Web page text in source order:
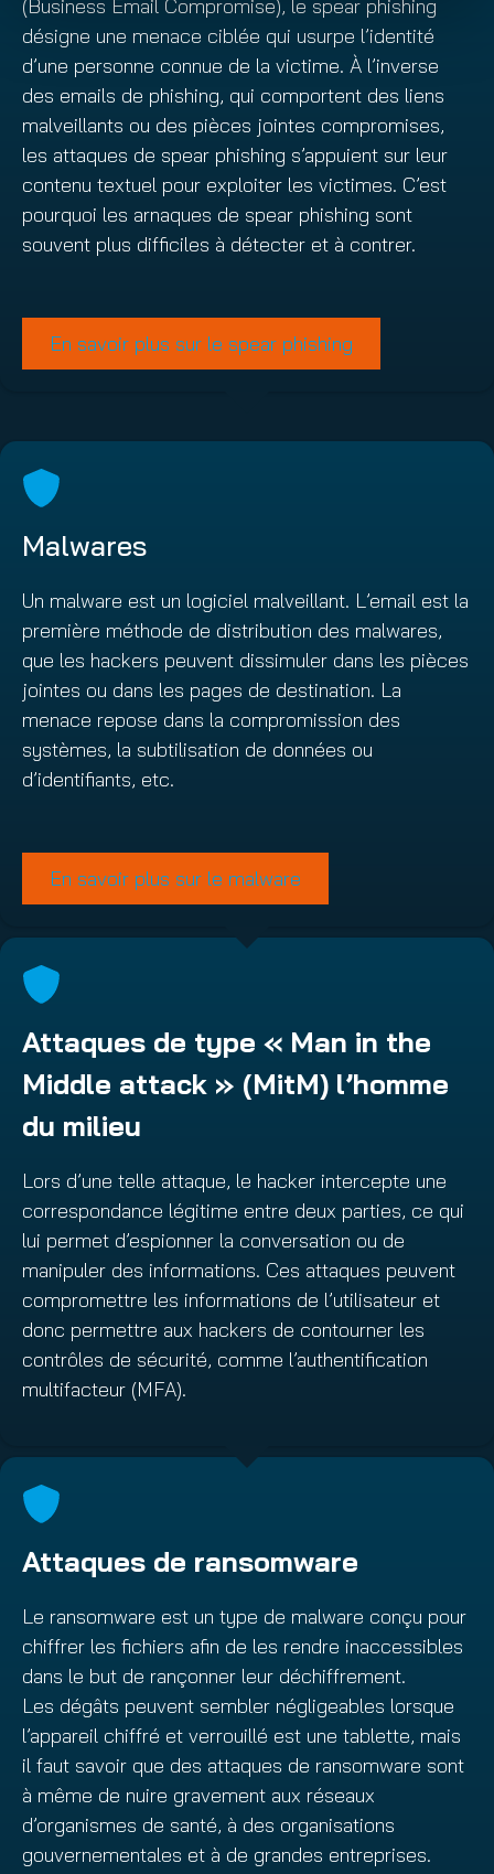
(Business Email Compromise), le spear phishing
désigne une menace ciblée qui usurpe l’identité
d’une personne connue de la victime. À l’inverse
des emails de phishing, qui comportent des liens
malveillants ou des pièces jointes compromises,
les attaques de spear phishing s’appuient sur leur
contenu textuel pour exploiter les victimes. C’est
pourquoi les arnaques de spear phishing sont
souvent plus difficiles à détecter et à contrer.
En savoir plus sur le spear phishing
Malwares
Un malware est un logiciel malveillant. L’email est la
première méthode de distribution des malwares,
que les hackers peuvent dissimuler dans les pièces
jointes ou dans les pages de destination. La
menace repose dans la compromission des
systèmes, la subtilisation de données ou
d’identifiants, etc.
En savoir plus sur le malware
Attaques de type « Man in the
Middle attack » (MitM) l’homme
du milieu
Lors d’une telle attaque, le hacker intercepte une
correspondance légitime entre deux parties, ce qui
lui permet d’espionner la conversation ou de
manipuler des informations. Ces attaques peuvent
compromettre les informations de l’utilisateur et
donc permettre aux hackers de contourner les
contrôles de sécurité, comme l’authentification
multifacteur (MFA).
Attaques de ransomware
Le ransomware est un type de malware conçu pour
chiffrer les fichiers afin de les rendre inaccessibles
dans le but de rançonner leur déchiffrement.
Les dégâts peuvent sembler négligeables lorsque
l’appareil chiffré et verrouillé est une tablette, mais
il faut savoir que des attaques de ransomware sont
à même de nuire gravement aux réseaux
d’organismes de santé, à des organisations
gouvernementales et à de grandes entreprises.